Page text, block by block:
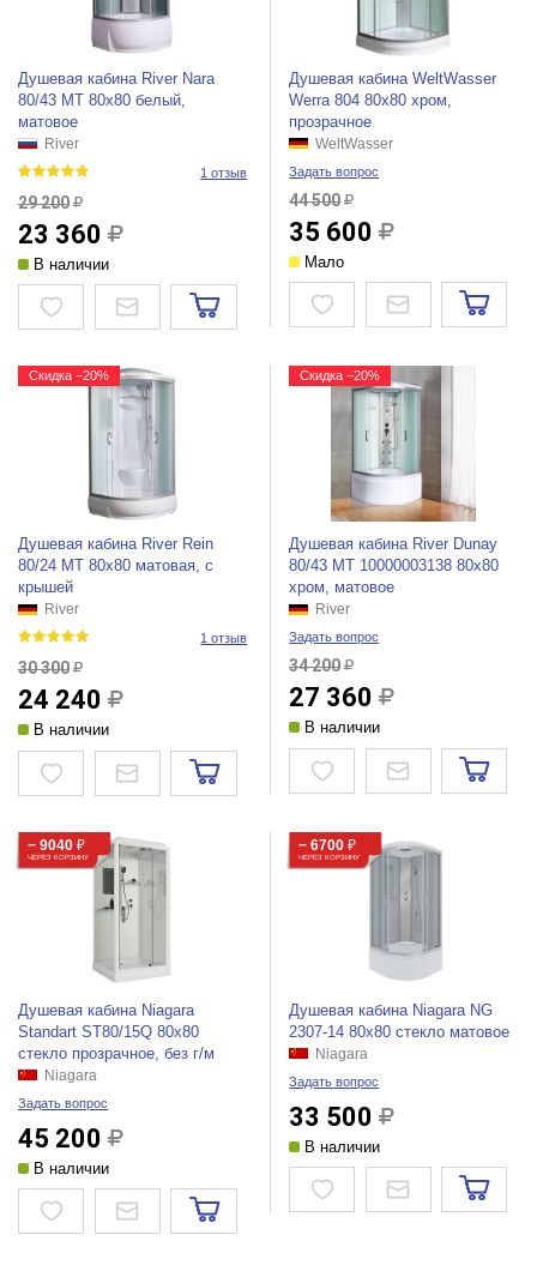
Душевая кабина River Nara
80/43 МТ 80x80 белый,
матовое
River
1 отзыв
29 200
23 360
В наличии
Душевая кабина WeltWasser
Werra 804 80x80 хром,
прозрачное
WeltWasser
Задать вопрос
44 500
35 600
Мало
Скидка −20%
Душевая кабина River Rein
80/24 МТ 80x80 матовая, с
крышей
River
1 отзыв
30 300
24 240
В наличии
Скидка −20%
Душевая кабина River Dunay
80/43 МТ 10000003138 80x80
хром, матовое
River
Задать вопрос
34 200
27 360
В наличии
− 9040 ₽
ЧЕРЕЗ КОРЗИНУ
Душевая кабина Niagara
Standart ST80/15Q 80x80
стекло прозрачное, без г/м
Niagara
Задать вопрос
45 200
В наличии
− 6700 ₽
ЧЕРЕЗ КОРЗИНУ
Душевая кабина Niagara NG
2307-14 80x80 стекло матовое
Niagara
Задать вопрос
33 500
В наличии